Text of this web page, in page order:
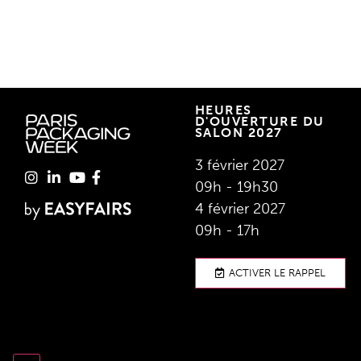
HEURES
D'OUVERTURE DU
SALON 2027
3 février 2027
09h - 19h30
4 février 2027
09h - 17h
ACTIVER LE RAPPEL